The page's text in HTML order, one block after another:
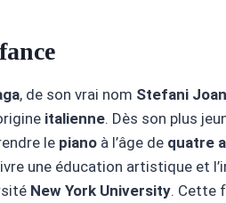
, de son vrai nom Stefani
italienne. Dès son plus
le piano à l’âge de quatre
une éducation artistique et
New York University. Cette